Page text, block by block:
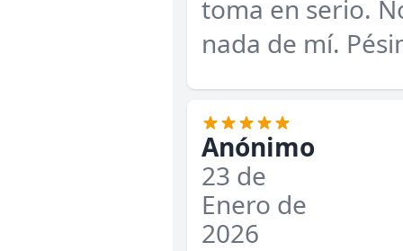
toma en serio.
nada de mí.
Anónimo
23 de
Enero de
2026